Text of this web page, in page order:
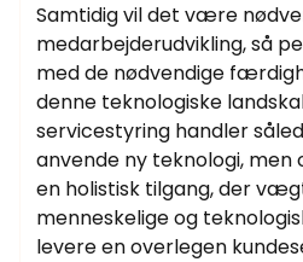
Samtidig vil det være
medarbejderudvikling, så
med de nødvendige
denne teknologiske
servicestyring handler
anvende ny teknologi,
en holistisk tilgang, der
menneskelige og
levere en overlegen